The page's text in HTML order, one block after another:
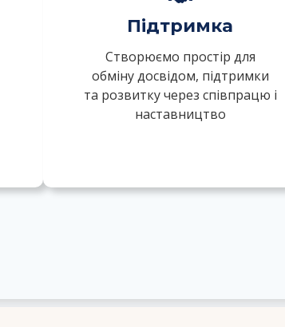
Підтримка
Створюємо простір для
обміну досвідом, підтримки
та розвитку через співпрацю і
наставництво